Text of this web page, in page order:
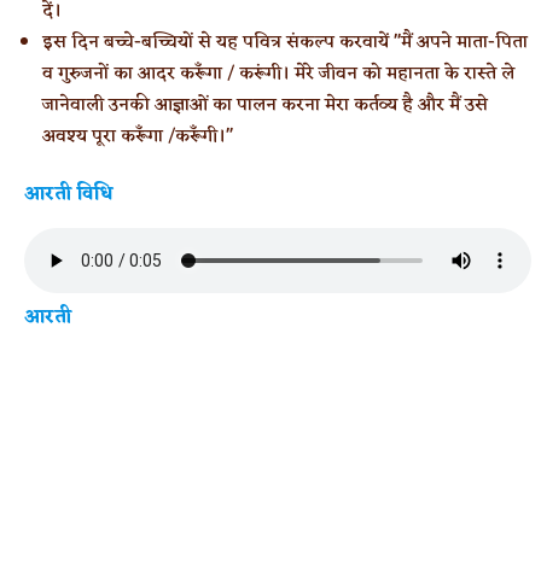
दें।
इस दिन बच्चे-बच्चियों से यह पवित्र संकल्प करवायें "मैं अपने माता-पिता
व गुरुजनों का आदर करूँगा / करूंगी। मेरे जीवन को महानता के रास्ते ले
जानेवाली उनकी आज्ञाओं का पालन करना मेरा कर्तव्य है और मैं उसे
अवश्य पूरा करूँगा /करूँगी।"
आरती विधि
आरती